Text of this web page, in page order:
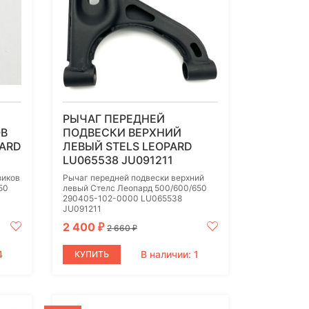
РЫЧАГ ПЕРЕДНЕЙ
ПОДВЕСКИ ВЕРХНИЙ
ЛЕВЫЙ STELS LEOPARD
LU065538 JU091211
Рычаг передней подвески верхний
левый Стелс Леопард 500/600/650
290405-102-0000 LU065538
JU091211
2 400 ₽ 2 660₽
КУПИТЬ В наличии: 1